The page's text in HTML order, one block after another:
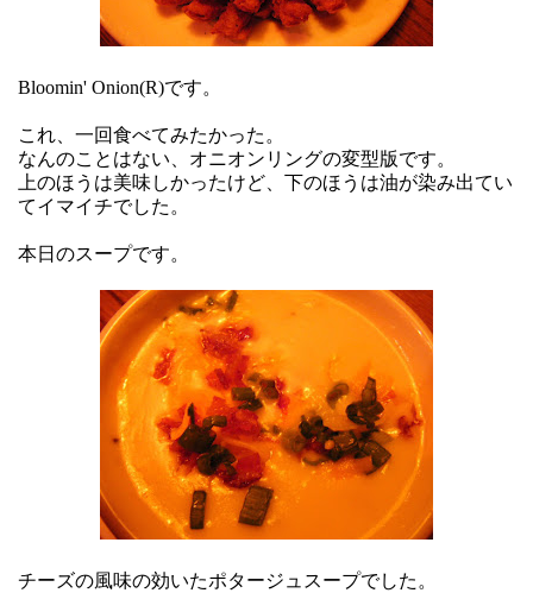
Bloomin' Onion(R)です。
これ、一回食べてみたかった。
なんのことはない、オニオンリングの変型版です。
上のほうは美味しかったけど、下のほうは油が染み出てい
てイマイチでした。
本日のスープです。
チーズの風味の効いたポタージュスープでした。